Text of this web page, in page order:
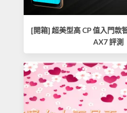
[開箱] 超美型高 CP 值入門款
AX7 評測